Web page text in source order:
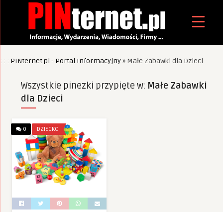
: : : PINternet.pl - Portal Informacyjny» Małe Zabawki dla Dzieci
Wszystkie pinezki przypięte w: Małe Zabawki
dla Dzieci
0 DZIECKO